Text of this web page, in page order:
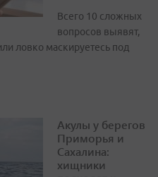
Всего 10 сложных
вопросов выявят,
ловко маскируетесь под
Акулы у берегов
Приморья и
Сахалина:
хищники